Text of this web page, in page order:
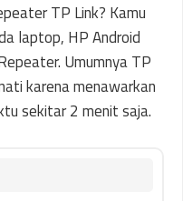
TP Link? Kamu
laptop, HP Android
Umumnya TP
karena menawarkan
sekitar 2 menit saja.